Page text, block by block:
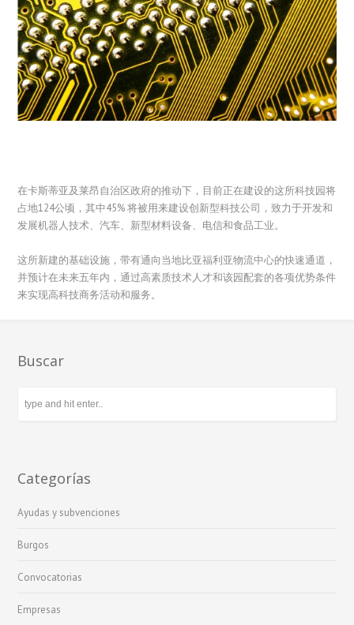
在卡斯蒂亚及莱昂自治区政府的推动下，目前正在建设的这所科技园将
占地124公顷，其中45% 将被用来建设创新型科技公司，致力于开发和
发展机器人技术、汽车、新型材料设备、电信和食品工业。
这所新建的基础设施，带有通向当地比亚福利亚物流中心的快速通道，
并预计在未来五年内，通过高素质技术人才和该园配套的各项优势条件
来实现高科技商务活动和服务。
Buscar
Categorías
Ayudas y subvenciones
Burgos
Convocatorias
Empresas